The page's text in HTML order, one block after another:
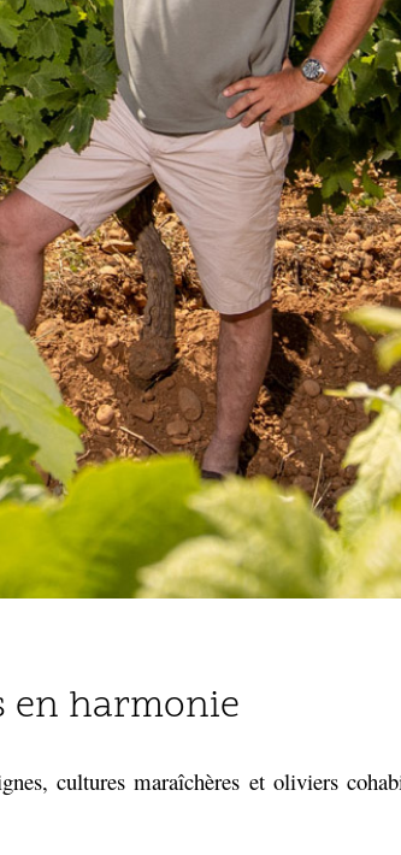
en harmonie
cultures maraîchères et oliviers